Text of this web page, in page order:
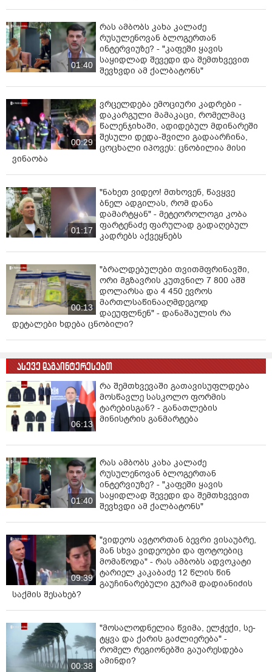
01:40
რას ამბობს კახა კალაძე
რუსულენოვან ბლოგერთან
ინტერვიუზე? - "კაფეში ყავის
საყიდლად შევედი და შემთხვევით
შევხვდი ამ ქალბატონს"
00:29
ვრცელდება ემოციური კადრები -
დაკარგული მამაკაცი, რომელმაც
წალენჯიხაში, ადიდებულ მდინარეში
შესული დედა-შვილი გადაარჩინა,
ცოცხალი იპოვეს: ცნობილია მისი
ვინაობა
01:17
"ნახეთ ვიდეო! მთხოვენ, წავყვე
ბნელ ადგილას, რომ დანა
დამარტყან" - მეტეოროლოგი კობა
ფარტენაძე ფარულად გადაღებულ
კადრებს აქვეყნებს
00:13
"ბრალდებულები თვითმფრინავში,
ორი მგზავრის კუთვნილ 7 800 აშშ
დოლარსა და 4 450 ევროს
მართლსაწინააღმდეგოდ
დაეუფლნენ" - დანაშაულის რა
დეტალები ხდება ცნობილი?
ასევე დაგაინტერესებთ
06:13
რა შემთხვევაში გათავისუფლდება
მოსწავლე სასკოლო ფორმის
ტარებისგან? - განათლების
მინისტრის განმარტება
01:40
რას ამბობს კახა კალაძე
რუსულენოვან ბლოგერთან
ინტერვიუზე? - "კაფეში ყავის
საყიდლად შევედი და შემთხვევით
შევხვდი ამ ქალბატონს"
09:39
"ვიდეოს ავტორთან ბევრი ვისაუბრე,
მან სხვა ვიდეოები და ფოტოებიც
მომაწოდა" - რას ამბობს ადვოკატი
ტარიელ კაკაბაძე 12 წლის წინ
გაუჩინარებული გურამ დადიანიძის
საქმის შესახებ?
00:38
"მოსალოდნელია წვიმა, ელ­ჭე­ქი, სე­
ტყვა და ქა­რის გაძ­ლი­ე­რე­ბა" -
რომელ რეგიონებში გაუარესდება
ამინდი?